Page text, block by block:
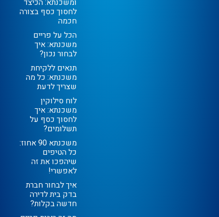
לחסוך כסף בצורה
חכמה
הכל על פריים
משכנתא: איך
לבחור נכון?
תנאים ללקיחת
משכנתא: כל מה
שצריך לדעת
לוח סילוקין
משכנתא: איך
לחסוך כסף על
תשלומים?
משכנתא 90 אחוז:
כל הטיפים
שיהפכו את זה
לאפשרי!
איך לבחור חברת
בדק בית לדירה
חדשה בקלות?